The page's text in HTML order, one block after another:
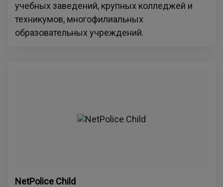
учебных заведений, крупных колледжей и
техникумов, многофилиальных
образовательных учреждений.
NetPolice Child